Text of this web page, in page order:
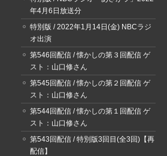
年4月6日放送分
特別版 / 2022年1月14日(金) NBCラジ
オ出演
第546回配信 / 懐かしの第３回配信 ゲ
スト：山口修さん
第545回配信 / 懐かしの第２回配信 ゲ
スト：山口修さん
第544回配信 / 懐かしの第１回配信 ゲ
スト：山口修さん
第543回配信 / 特別版3回目(全3回)【再
配信】